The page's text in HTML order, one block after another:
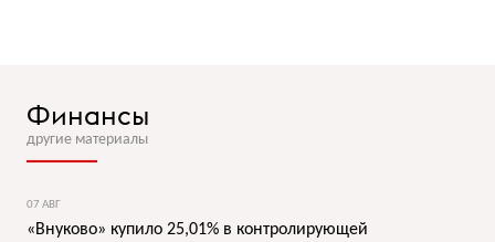
Финансы
другие материалы
07 АВГ
«Внуково» купило 25,01% в контролирующей